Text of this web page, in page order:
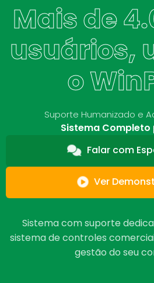
Mais de
usuários,
o
Suporte Humanizado e
Sistema Completo
Falar com
Ver
Sistema com suporte
sistema de controles
gestão do seu